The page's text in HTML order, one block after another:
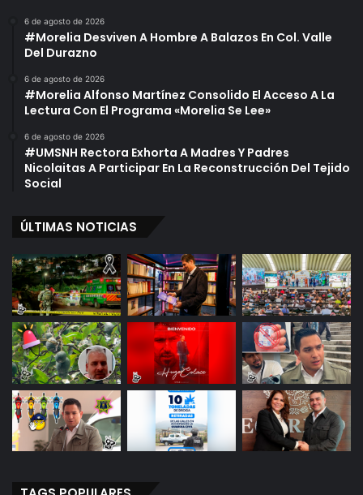
6 de agosto de 2026
#Morelia Desviven A Hombre A Balazos En Col. Valle
Del Durazno
6 de agosto de 2026
#Morelia Alfonso Martínez Consolido El Acceso A La
Lectura Con El Programa «Morelia Se Lee»
6 de agosto de 2026
#UMSNH Rectora Exhorta A Madres Y Padres
Nicolaitas A Participar En La Reconstrucción Del Tejido
Social
ÚLTIMAS NOTICIAS